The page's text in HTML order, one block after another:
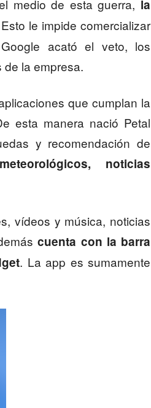
medio de esta guerra, la
le impide comercializar
acató el veto, los
la empresa.
que cumplan la
esta manera nació Petal
y recomendación de
noticias
vídeos y música, noticias
cuenta con la barra
. La app es sumamente